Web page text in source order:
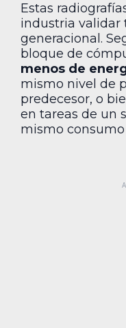
Estas
industria validar
generacional.
bloque de
menos de
mismo nivel de
predecesor, o
en tareas de un
mismo